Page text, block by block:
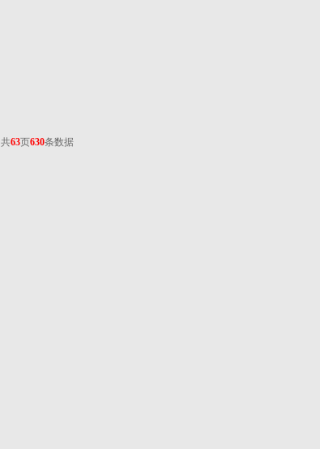
共63页630条数据